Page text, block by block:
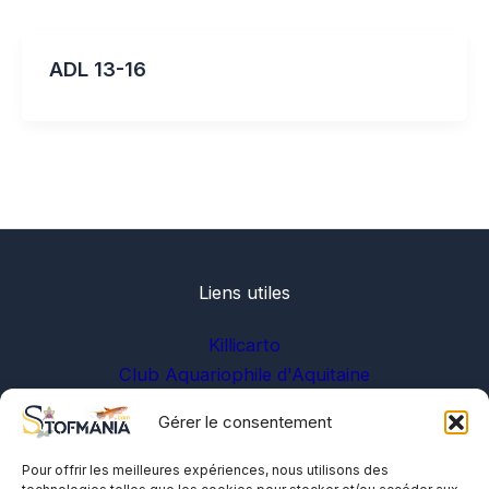
Gérer le consentement
Pour offrir les meilleures expériences, nous utilisons des
ADL 13-16
Liens utiles
Killicarto
Club Aquariophile d'Aquitaine